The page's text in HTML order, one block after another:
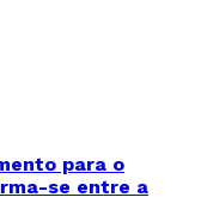
para o
se entre a